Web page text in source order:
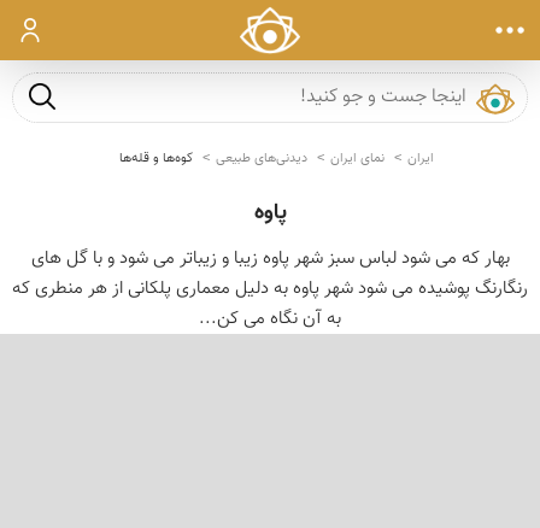
ورود
جست و
ایران نمای ایران دیدنی‌های طبیعی کوه‌ها و قله‌ها
پاوه
بهار که می شود لباس سبز شهر پاوه زیبا و زیباتر می شود و با گل های
رنگارنگ پوشیده می شود شهر پاوه به دلیل معماری پلکانی از هر منطری که
به آن نگاه می کن...